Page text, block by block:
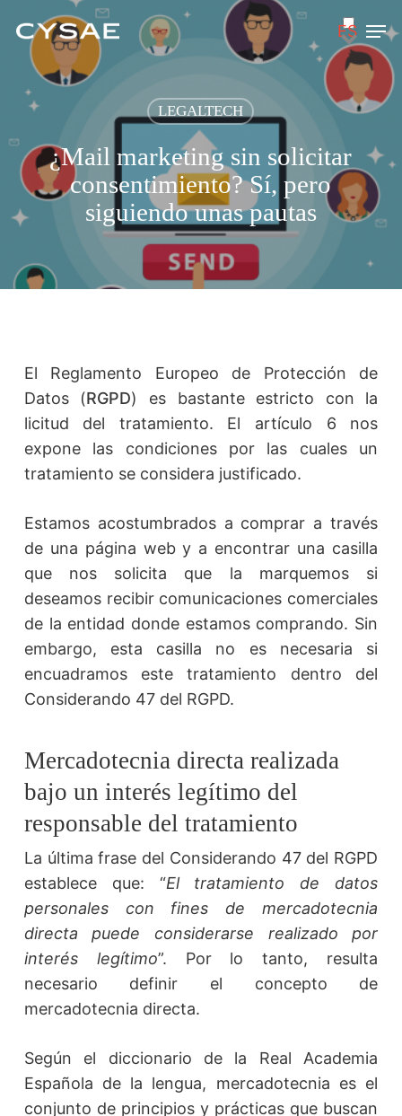
main
content
ES
LEGALTECH
¿Mail marketing sin solicitar
consentimiento? Sí, pero
siguiendo unas pautas
El Reglamento Europeo de Protección de
Datos (RGPD) es bastante estricto con la
licitud del tratamiento. El artículo 6 nos
expone las condiciones por las cuales un
tratamiento se considera justificado.
Estamos acostumbrados a comprar a través
de una página web y a encontrar una casilla
que nos solicita que la marquemos si
deseamos recibir comunicaciones comerciales
de la entidad donde estamos comprando. Sin
embargo, esta casilla no es necesaria si
encuadramos este tratamiento dentro del
Considerando 47 del RGPD.
Mercadotecnia directa realizada
bajo un interés legítimo del
responsable del tratamiento
La última frase del Considerando 47 del RGPD
establece que: “El tratamiento de datos
personales con fines de mercadotecnia
directa puede considerarse realizado por
interés legítimo”. Por lo tanto, resulta
necesario definir el concepto de
mercadotecnia directa.
Según el diccionario de la Real Academia
Española de la lengua, mercadotecnia es el
conjunto de principios y prácticas que buscan